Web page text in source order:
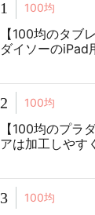
1 100均
【100均のタブ
ダイソーのiPad
2 100均
【100均のプラ
アは加工しやす
3 100均